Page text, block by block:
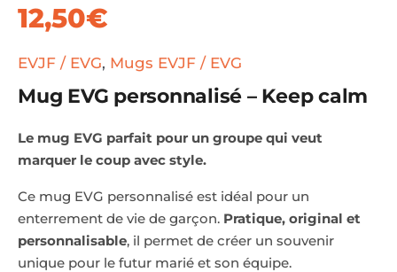
12,50€
EVJF / EVG, Mugs EVJF / EVG
Mug EVG personnalisé – Keep calm
Le mug EVG parfait pour un groupe qui veut
marquer le coup avec style.
Ce mug EVG personnalisé est idéal pour un
enterrement de vie de garçon. Pratique, original et
personnalisable, il permet de créer un souvenir
unique pour le futur marié et son équipe.